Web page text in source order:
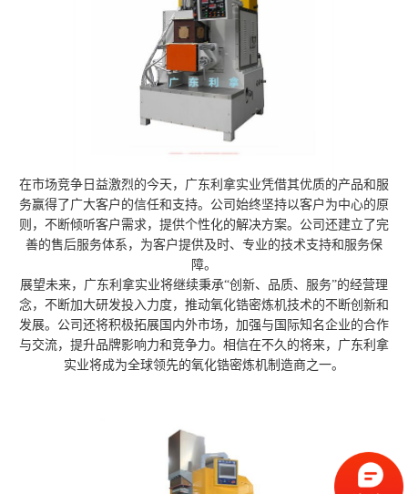
在市场竞争日益激烈的今天，广东利拿实业凭借其优质的产品和服
务赢得了广大客户的信任和支持。公司始终坚持以客户为中心的原
则，不断倾听客户需求，提供个性化的解决方案。公司还建立了完
善的售后服务体系，为客户提供及时、专业的技术支持和服务保
障。
展望未来，广东利拿实业将继续秉承“创新、品质、服务”的经营理
念，不断加大研发投入力度，推动氧化锆密炼机技术的不断创新和
发展。公司还将积极拓展国内外市场，加强与国际知名企业的合作
与交流，提升品牌影响力和竞争力。相信在不久的将来，广东利拿
实业将成为全球领先的氧化锆密炼机制造商之一。